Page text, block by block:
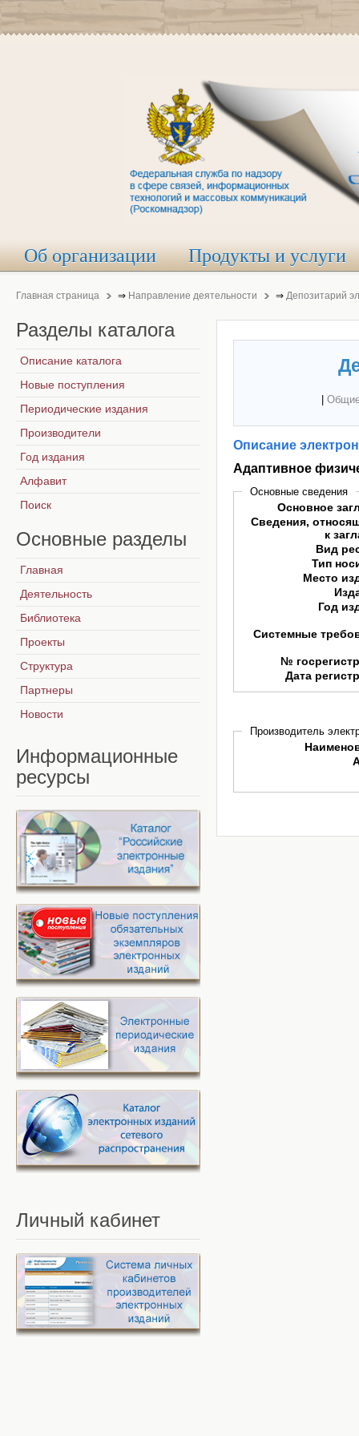
Об организации Продукты и услуги
Главная страница ⇒ Направление деятельности ⇒ Депозитарий
Описание
Адаптивное
Основные сведения
Основное
Сведения,
к
Вид
Тип
Место
Год
Системные
№
Дата
Производитель
Разделы каталога
Описание каталога
Новые поступления
Периодические издания
Производители
Год издания
Алфавит
Поиск
Основные разделы
Главная
Деятельность
Библиотека
Проекты
Структура
Партнеры
Новости
Информационные
ресурсы
Личный кабинет